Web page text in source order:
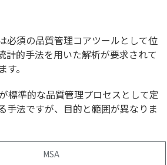
必須の品質管理コアツールとして位
計的手法を用いた解析が要求されて
。
標準的な品質管理プロセスとして定
手法ですが、目的と範囲が異なりま
MSA